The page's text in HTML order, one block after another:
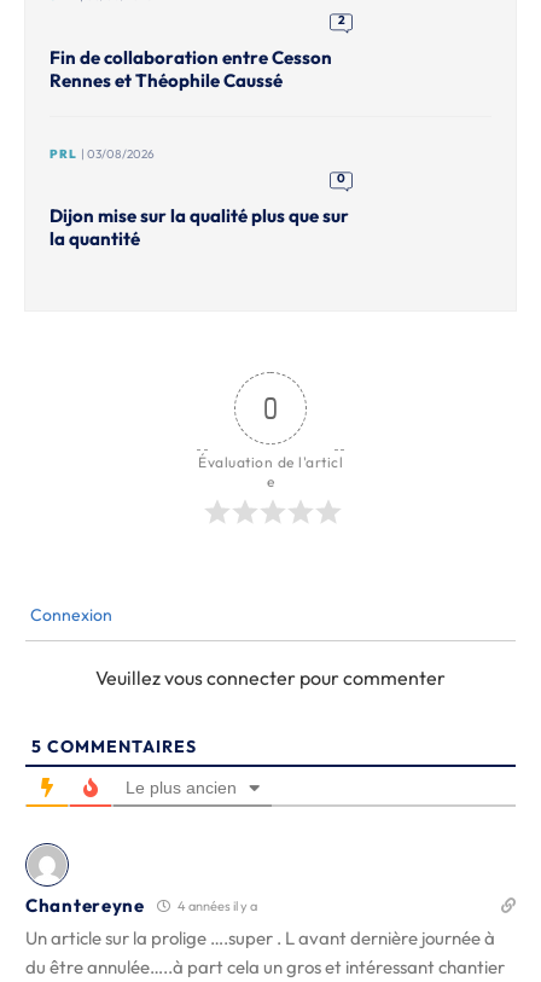
2
Fin de collaboration entre Cesson
Rennes et Théophile Caussé
PRL | 03/08/2026
0
Dijon mise sur la qualité plus que sur
la quantité
0
Évaluation de l'articl
e
Connexion
Veuillez vous connecter pour commenter
5 COMMENTAIRES
Le plus ancien
Chantereyne 4 années il y a
Un article sur la prolige ….super . L avant dernière journée à
du être annulée…..à part cela un gros et intéressant chantier